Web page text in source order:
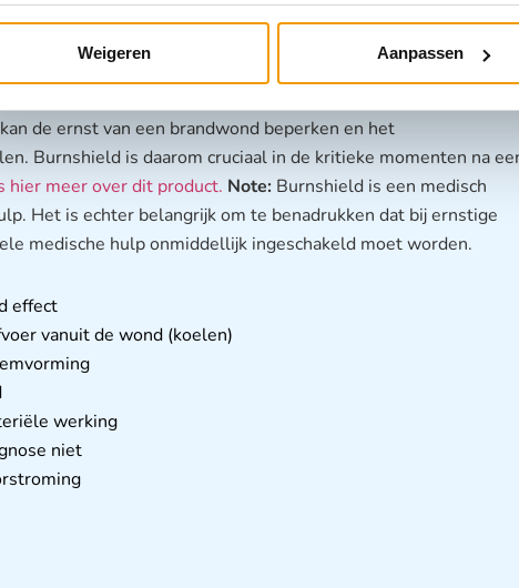
Weigeren Aanpassen
centraal moet staan. Burnshield brandwondenverzorging is
de eerste hulp bij brandwonden. De basis van dit product is een
water bestaat, waaraan enkele andere bestanddelen zijn
Tree-olie. Het is ontworpen om onmiddellijke verlichting te
de ernst van een brandwond beperken en het
Burnshield is daarom cruciaal in de kritieke momenten na
hier meer over dit product. Note: Burnshield is een medisch
Het is echter belangrijk om te benadrukken dat bij ernstige
medische hulp onmiddellijk ingeschakeld moet worden.
effect
vanuit de wond (koelen)
werking
niet